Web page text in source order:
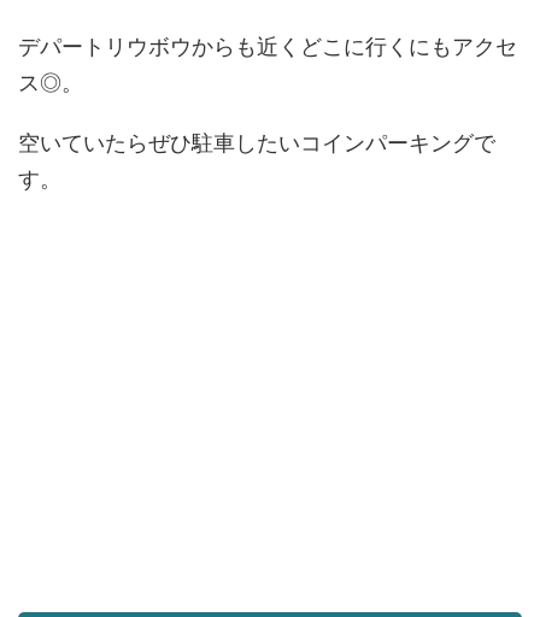
デパートリウボウからも近くどこに行くにもアクセ
ス◎。
空いていたらぜひ駐車したいコインパーキングで
す。